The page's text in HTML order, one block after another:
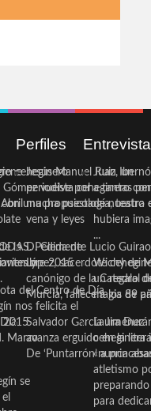
la
y
Marzo
se
ceheginero
Gómez vuelve por
una propuesta
Pedida de
2015
del Centro de Día
nos felicita el
2015
Perfiles
Jesús Manuel Ruiz, un
periodista ceheginero con
mucha psicología, teatro
vena y leyes
D. Clemente Lucio Guirao
López, sacerdote
canónigo de la Catedral
Murcia, fallece a los 89
Salvador García Jiménez
avanza erguido en la
De ‘Puntarrón’ a
Juan
a tantas
de nuestra
hubiera
...
Wichy de
un regalo
magia de
Laura
ceheginera
«nunca
atletismo
para